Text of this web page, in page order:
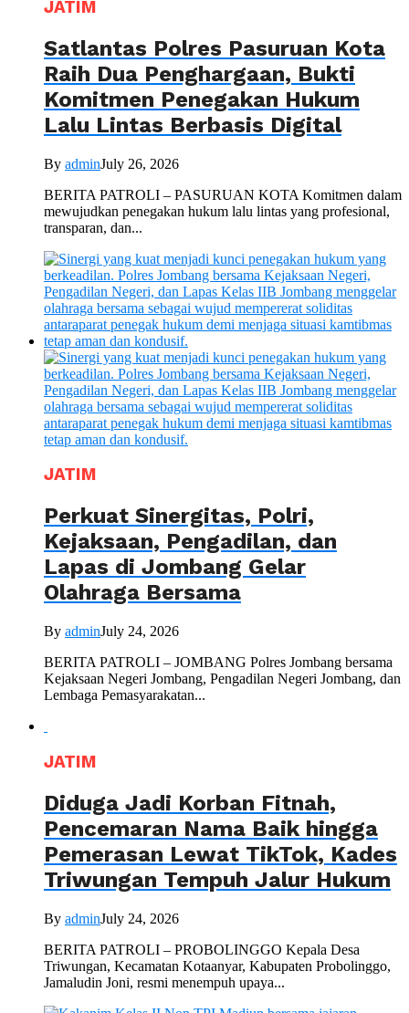
JATIM
Satlantas Polres Pasuruan Kota
Raih Dua Penghargaan, Bukti
Komitmen Penegakan Hukum
Lalu Lintas Berbasis Digital
By adminJuly 26, 2026
BERITA PATROLI – PASURUAN KOTA Komitmen dalam
mewujudkan penegakan hukum lalu lintas yang profesional,
transparan, dan...
JATIM
Perkuat Sinergitas, Polri,
Kejaksaan, Pengadilan, dan
Lapas di Jombang Gelar
Olahraga Bersama
By adminJuly 24, 2026
BERITA PATROLI – JOMBANG Polres Jombang bersama
Kejaksaan Negeri Jombang, Pengadilan Negeri Jombang, dan
Lembaga Pemasyarakatan...
JATIM
Diduga Jadi Korban Fitnah,
Pencemaran Nama Baik hingga
Pemerasan Lewat TikTok, Kades
Triwungan Tempuh Jalur Hukum
By adminJuly 24, 2026
BERITA PATROLI – PROBOLINGGO Kepala Desa
Triwungan, Kecamatan Kotaanyar, Kabupaten Probolinggo,
Jamaludin Joni, resmi menempuh upaya...